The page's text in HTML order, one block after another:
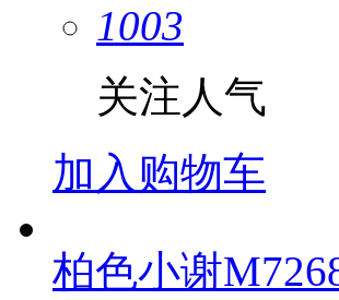
1003
关注人气
加入购物车
柏色小谢